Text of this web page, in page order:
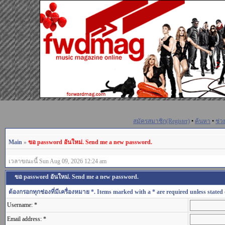
สมัครสมาชิก(Register) • ค้นหา • ช่ว
Main » ขอ password อันใหม่. Send me a new password.
เวลาขณะนี้ Sun Aug 09, 2026 12:24 am
ขอ password อันใหม่. Send me a new password.
ต้องกรอกทุกช่องที่มีเครื่องหมาย *. Items marked with a * are required unless stated
Username: *
Email address: *